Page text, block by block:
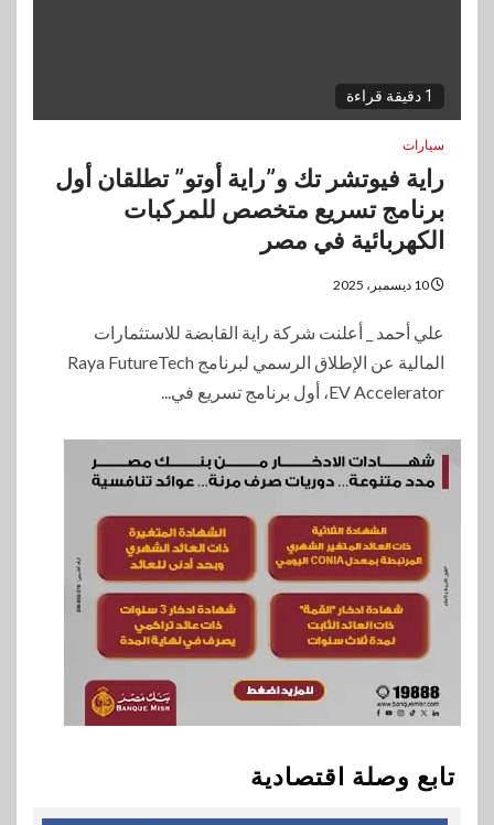
1 دقيقة قراءة
سيارات
راية فيوتشر تك و”راية أوتو” تطلقان أول
برنامج تسريع متخصص للمركبات
الكهربائية في مصر
علي أحمد _ أعلنت شركة راية القابضة للاستثمارات
المالية عن الإطلاق الرسمي لبرنامج Raya FutureTech
EV Accelerator، أول برنامج تسريع في...
تابع وصلة اقتصادية